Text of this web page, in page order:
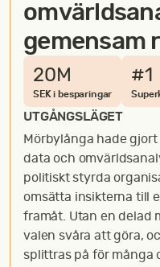
gemensam
20M
SEK i besparingar
#1
UTGÅNGSLÄGET
Mörbylånga hade
data och
politiskt styrda
omsätta insikterna till
framåt. Utan en delad
valen svåra att göra,
splittras på för många